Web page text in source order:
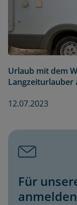
Urlaub mit dem
Langzeiturlauber
12.07.2023
Für
anmelden